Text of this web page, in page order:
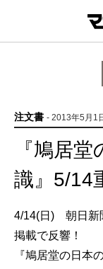
注文書 - 2013年5月1
『鳩居
識』5/14
4/14(日) 朝日新
掲載で反響！
『鳩居堂の日本